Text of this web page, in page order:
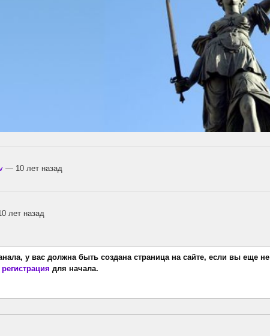
— 10 лет назад
лет назад
у вас должна быть создана страница на сайте, если вы еще не
регистрация для начала.